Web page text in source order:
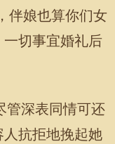
伴娘也算你们女
切事宜婚礼后
管深表同情可还
抗拒地挽起她